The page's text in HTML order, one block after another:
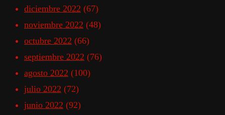
diciembre 2022 (67)
noviembre 2022 (48)
octubre 2022 (66)
septiembre 2022 (76)
agosto 2022 (100)
julio 2022 (72)
junio 2022 (92)